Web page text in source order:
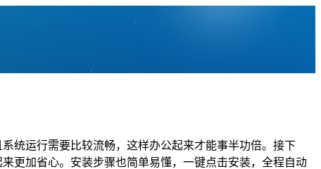
统运行需要比较流畅，这样办公起来才能事半功倍。接下
更加省心。安装步骤也简单易懂，一键点击安装，全程自动